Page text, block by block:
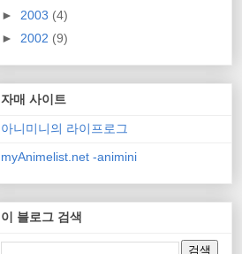
► 2003 (4)
► 2002 (9)
자매 사이트
아니미니의 라이프로그
myAnimelist.net -animini
이 블로그 검색